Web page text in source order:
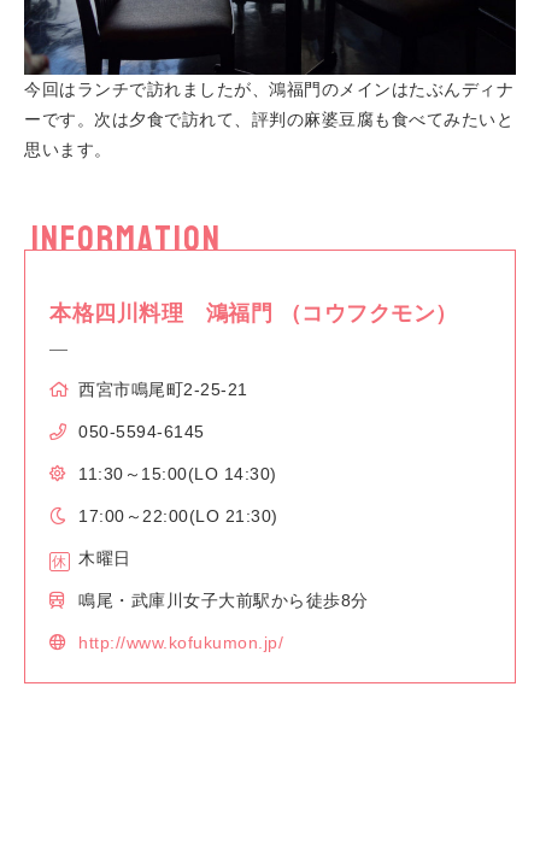
今回はランチで訪れましたが、鴻福門のメインはたぶんディナ
ーです。次は夕食で訪れて、評判の麻婆豆腐も食べてみたいと
思います。
INFORMATION
本格四川料理 鴻福門 （コウフクモン）
西宮市鳴尾町2-25-21
050-5594-6145
11:30～15:00(LO 14:30)
17:00～22:00(LO 21:30)
木曜日
鳴尾・武庫川女子大前駅から徒歩8分
http://www.kofukumon.jp/